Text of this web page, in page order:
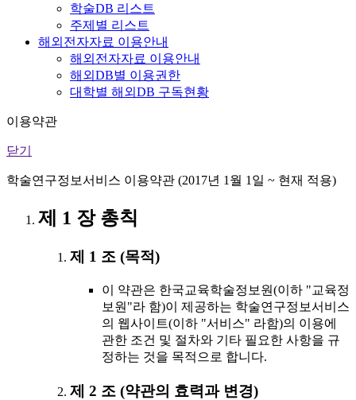
학술DB 리스트
주제별 리스트
해외전자자료 이용안내
해외전자자료 이용안내
해외DB별 이용권한
대학별 해외DB 구독현황
이용약관
닫기
학술연구정보서비스 이용약관 (2017년 1월 1일 ~ 현재 적용)
제 1 장 총칙
제 1 조 (목적)
이 약관은 한국교육학술정보원(이하 "교육정
보원"라 함)이 제공하는 학술연구정보서비스
의 웹사이트(이하 "서비스" 라함)의 이용에
관한 조건 및 절차와 기타 필요한 사항을 규
정하는 것을 목적으로 합니다.
제 2 조 (약관의 효력과 변경)